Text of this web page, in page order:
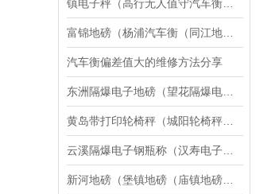
汽车衡偏差值大的维修方法分享